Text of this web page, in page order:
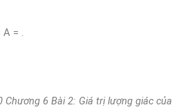
= .
Chương 6 Bài 2: Giá trị lượng giác của